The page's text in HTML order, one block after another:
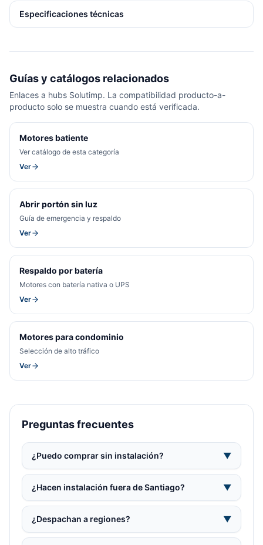
Especificaciones técnicas
Guías y catálogos relacionados
Enlaces a hubs Solutimp. La compatibilidad producto-a-
producto solo se muestra cuando está verificada.
Motores batiente
Ver catálogo de esta categoría
Ver
Abrir portón sin luz
Guía de emergencia y respaldo
Ver
Respaldo por batería
Motores con batería nativa o UPS
Ver
Motores para condominio
Selección de alto tráfico
Ver
Preguntas frecuentes
¿Puedo comprar sin instalación? ▼
¿Hacen instalación fuera de Santiago? ▼
¿Despachan a regiones? ▼